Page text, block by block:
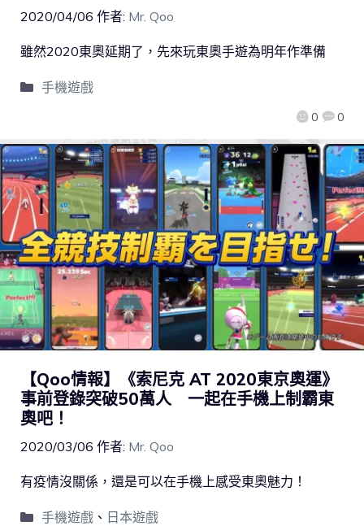
2020/04/06 作者: Mr. Qoo
0 0
雖然2020東奧延期了，先來玩東奧手遊為明年作準備
手機遊戲
【Qoo情報】《索尼克 AT 2020東京奧運》
事前登錄突破50萬人 一起在手機上制霸東
奧吧！
2020/03/06 作者: Mr. Qoo
有疫情沒關係，還是可以在手機上感受東奧魅力！
手機遊戲、 日本遊戲